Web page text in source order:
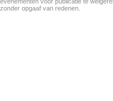
zonder opgaaf van redenen.